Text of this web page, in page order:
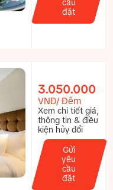
cầu
đặt
3.050.000
VNĐ/ Đêm
Xem chi tiết giá,
thông tin & điều
kiện hủy đổi
Gửi
yêu
cầu
đặt